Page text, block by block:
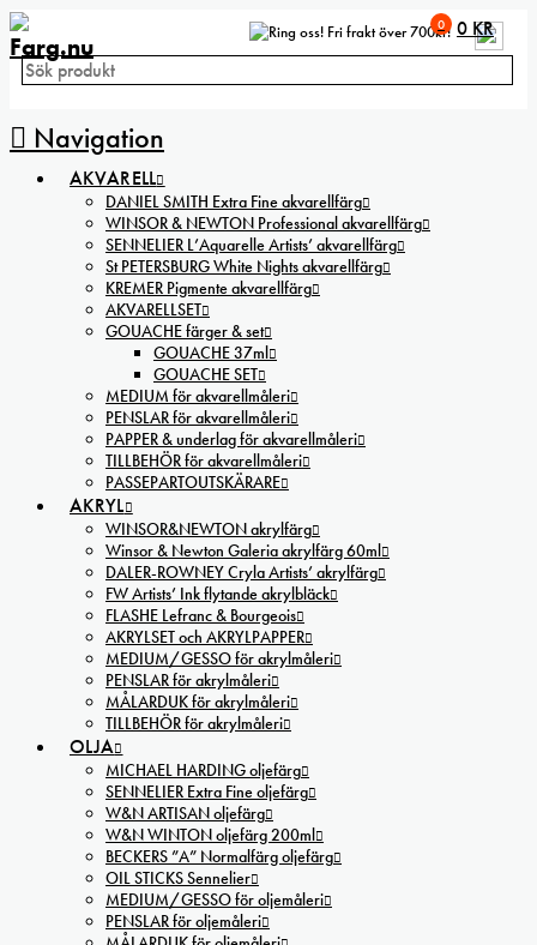
Fri frakt över 700kr!
Navigation
0 0 KR
AKVARELL
DANIEL SMITH Extra Fine akvarellfärg
WINSOR & NEWTON Professional akvarellfärg
SENNELIER L’Aquarelle Artists’ akvarellfärg
St PETERSBURG White Nights akvarellfärg
KREMER Pigmente akvarellfärg
AKVARELLSET
GOUACHE färger & set
GOUACHE 37ml
GOUACHE SET
MEDIUM för akvarellmåleri
PENSLAR för akvarellmåleri
PAPPER & underlag för akvarellmåleri
TILLBEHÖR för akvarellmåleri
PASSEPARTOUTSKÄRARE
AKRYL
WINSOR&NEWTON akrylfärg
Winsor & Newton Galeria akrylfärg 60ml
DALER-ROWNEY Cryla Artists’ akrylfärg
FW Artists’ Ink flytande akrylbläck
FLASHE Lefranc & Bourgeois
AKRYLSET och AKRYLPAPPER
MEDIUM/GESSO för akrylmåleri
PENSLAR för akrylmåleri
MÅLARDUK för akrylmåleri
TILLBEHÖR för akrylmåleri
OLJA
MICHAEL HARDING oljefärg
SENNELIER Extra Fine oljefärg
W&N ARTISAN oljefärg
W&N WINTON oljefärg 200ml
BECKERS ”A” Normalfärg oljefärg
OIL STICKS Sennelier
MEDIUM/GESSO för oljemåleri
PENSLAR för oljemåleri